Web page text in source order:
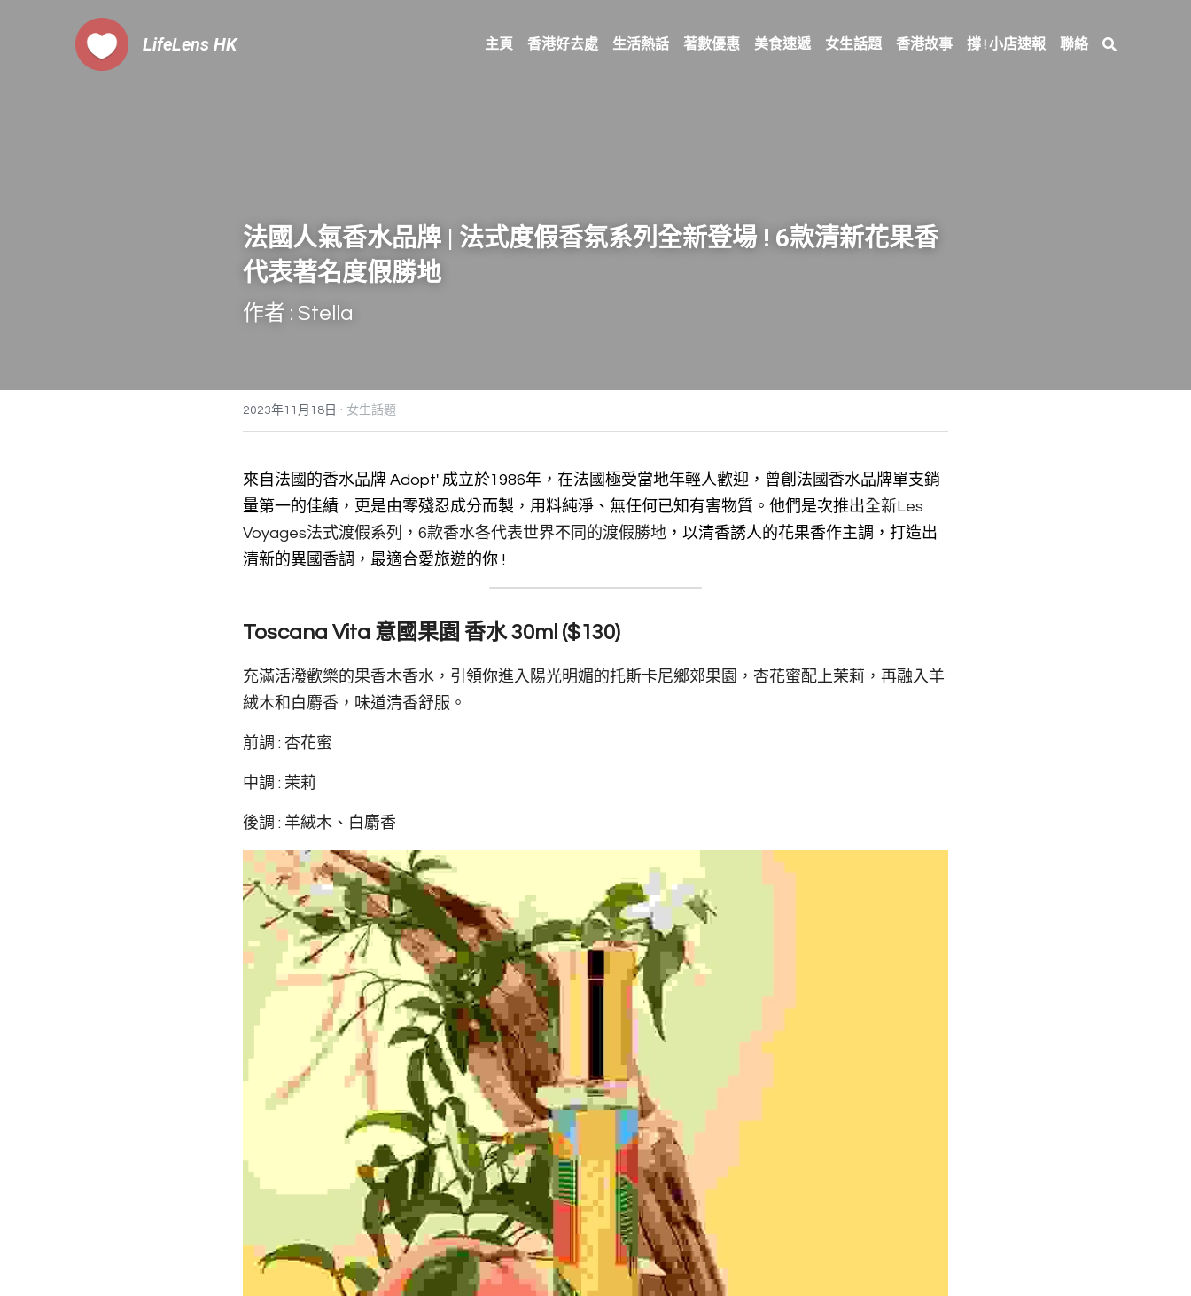
LifeLens HK 主頁 香港好去處 生活熱話 著數優惠 美食速遞 女生話題 香港故事 撐 ! 小店速報 聯絡
法國人氣香水品牌 | 法式度假香氛系列全新登場 ! 6款清新花果香
代表著名度假勝地
作者 : Stella
2023年11月18日 · 女生話題
來自法國的香水品牌 Adopt' 成立於1986年，在法國極受當地年輕人歡迎，曾創法國香水品牌單支銷
量第一的佳績，更是由零殘忍成分而製，用料純淨、無任何已知有害物質。他們是次推出全新Les
Voyages法式渡假系列，6款香水各代表世界不同的渡假勝地 ，以清香誘人的花果香作主調，打造出
清新的異國香調，最適合愛旅遊的你 !
Toscana Vita 意國果園 香水 30ml ($130)
充滿活潑歡樂的果香木香水，引領你進入陽光明媚的托斯卡尼鄉郊果園，杏花蜜配上茉莉，再融入羊
絨木和白麝香，味道清香舒服。
前調 : 杏花蜜
中調 : 茉莉
後調 : 羊絨木、白麝香